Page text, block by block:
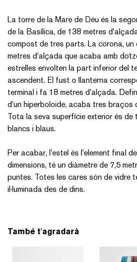
La torre de la Mare de Déu és la
de la Basílica, de 138 metres
compost de tres parts. La corona, un
metres d'alçada que acaba amb
estrelles envolten la part inferior del
ascendent. El fust o llanterna
terminal i fa 18 metres d'alçada.
d'un hiperboloide, acaba tres braços
Tota la seva superfície exterior és de
blancs i blaus.
Per acabar, l'estel és l'element final
dimensions, té un diàmetre de 7,5
puntes. Totes les cares són de vidre
il·luminada des de dins.
També t'agradarà